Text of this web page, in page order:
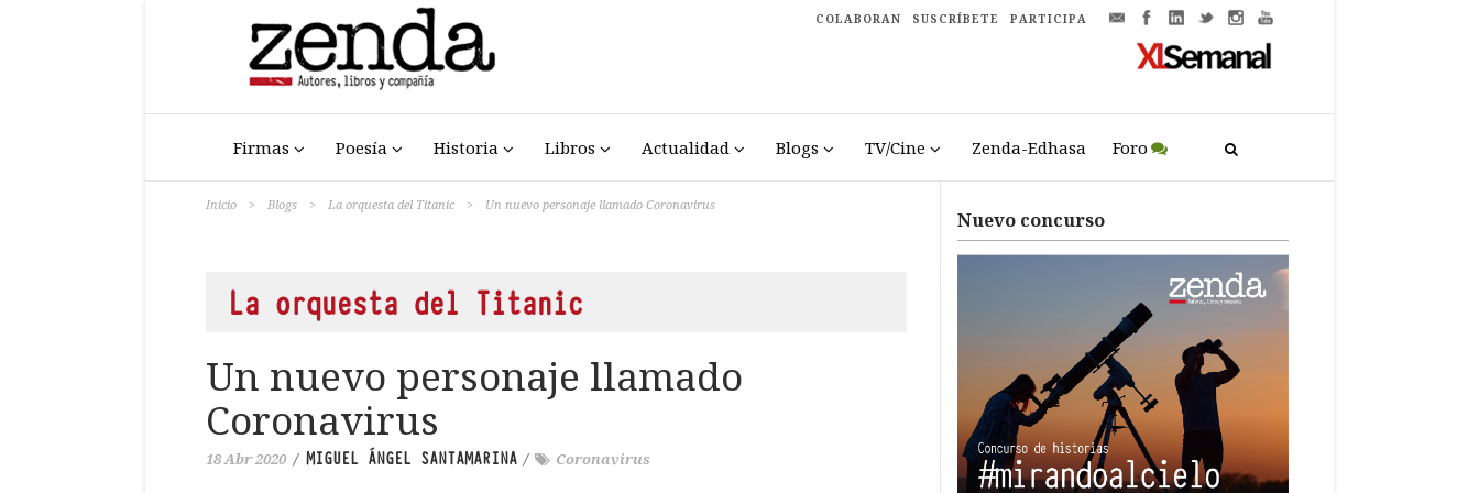
COLABORAN SUSCRÍBETE PARTICIPA
Firmas Poesía Historia Libros Actualidad Blogs TV/Cine Zenda-Edhasa Foro
Inicio > Blogs > La orquesta del Titanic > Un nuevo personaje llamado Coronavirus
La orquesta del Titanic
Un nuevo personaje llamado
Coronavirus
18 Abr 2020 / MIGUEL ÁNGEL SANTAMARINA / Coronavirus
Nuevo concurso